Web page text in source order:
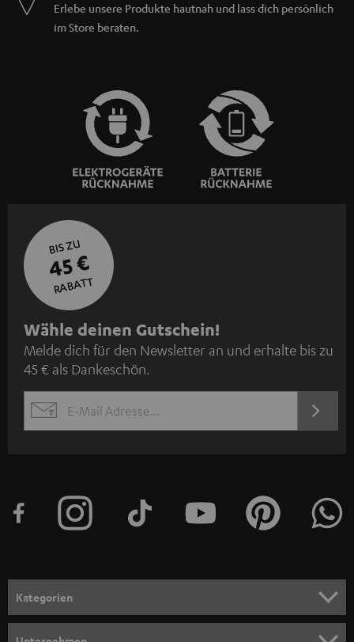
Erlebe unsere Produkte hautnah und lass dich persönlich
im Store beraten.
BIS ZU
45 €
RABATT
N
e
w
s
l
e
n
m
Wähle deinen Gutschein!
Melde dich für den Newsletter an und erhalte bis zu
45 € als Dankeschön.
EMAIL
JETZT
Kategorien